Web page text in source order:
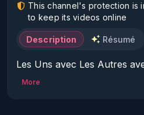
This channel's protection is
to keep its videos online
Description Résumé
Les Uns avec Les Autres
qu'est ce qu'un bon ami?
More